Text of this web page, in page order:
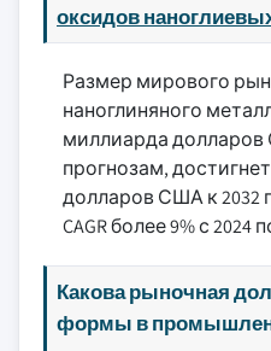
оксидов
Размер мирового
наноглиняного
миллиарда долларов
прогнозам,
долларов США к 2032
CAGR более 9% с 2024
Какова рыночная
формы в